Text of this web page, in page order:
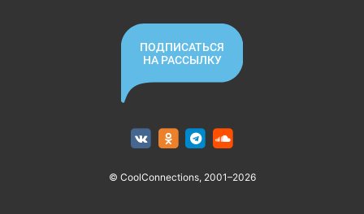
ПОДПИСАТЬСЯ
НА РАССЫЛКУ
© CoolConnections, 2001–2026